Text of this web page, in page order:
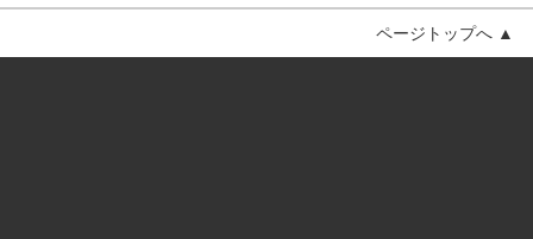
ページトップへ ▲